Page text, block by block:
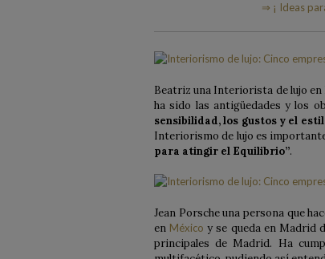
⇒ ¡ Ideas
Beatriz una Interiorista de lujo
ha sido las antigüedades y los
sensibilidad, los gustos y el
Interiorismo de lujo es
para atingir el Equilibrio”.
Jean Porsche una persona que
en México y se queda en Madrid
principales de Madrid. Ha